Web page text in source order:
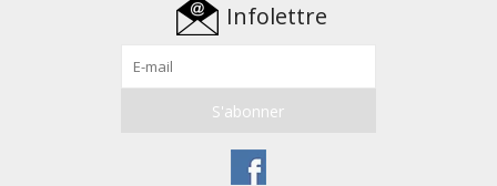
Infolettre